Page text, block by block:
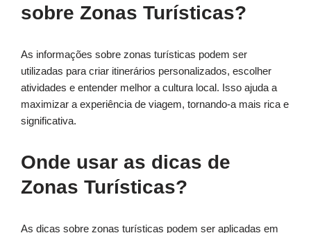
sobre Zonas Turísticas?
As informações sobre zonas turísticas podem ser
utilizadas para criar itinerários personalizados, escolher
atividades e entender melhor a cultura local. Isso ajuda a
maximizar a experiência de viagem, tornando-a mais rica e
significativa.
Onde usar as dicas de
Zonas Turísticas?
As dicas sobre zonas turísticas podem ser aplicadas em